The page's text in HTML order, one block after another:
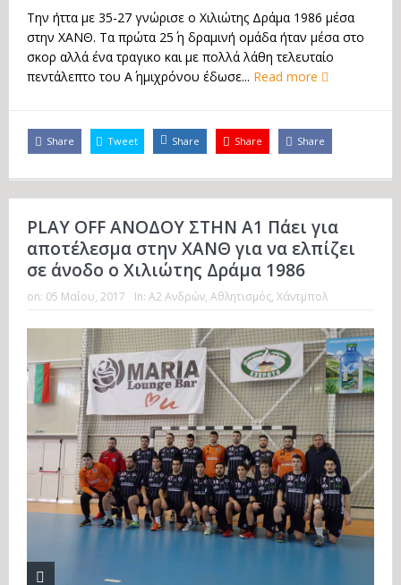
Την ήττα με 35-27 γνώρισε ο Χιλιώτης Δράμα 1986 μέσα
στην ΧΑΝΘ. Τα πρώτα 25΄ η δραμινή ομάδα ήταν μέσα στο
σκορ αλλά ένα τραγικο και με πολλά λάθη τελευταίο
πεντάλεπτο του Α΄ ημιχρόνου έδωσε... Read more
Share Tweet Share Share Share
PLAY OFF ΑΝΟΔΟΥ ΣΤΗΝ Α1 Πάει για
αποτέλεσμα στην ΧΑΝΘ για να ελπίζει
σε άνοδο ο Χιλιώτης Δράμα 1986
on: 05 Μαΐου, 2017 In: Α2 Ανδρών, Αθλητισμός, Χάντμπολ